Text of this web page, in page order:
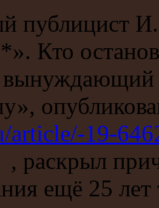
публицист
Кто
вынуждающий
article/-19-
, раскрыл
ещё 25